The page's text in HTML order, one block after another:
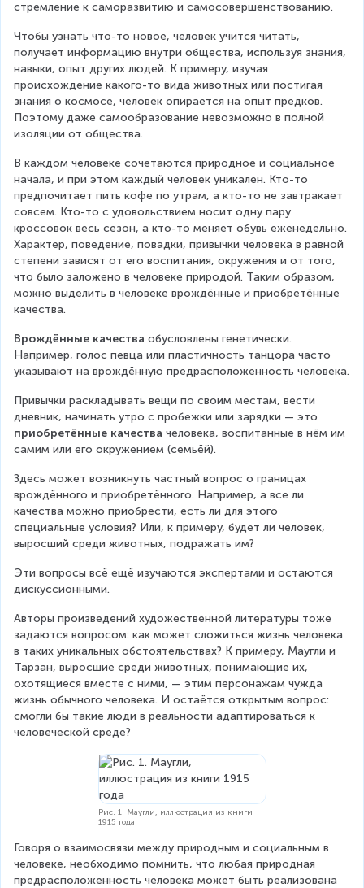
стремление к саморазвитию и самосовершенствованию.
Чтобы узнать что-то новое, человек учится читать,
получает информацию внутри общества, используя знания,
навыки, опыт других людей. К примеру, изучая
происхождение какого-то вида животных или постигая
знания о космосе, человек опирается на опыт предков.
Поэтому даже самообразование невозможно в полной
изоляции от общества.
В каждом человеке сочетаются природное и социальное
начала, и при этом каждый человек уникален. Кто-то
предпочитает пить кофе по утрам, а кто-то не завтракает
совсем. Кто-то с удовольствием носит одну пару
кроссовок весь сезон, а кто-то меняет обувь еженедельно.
Характер, поведение, повадки, привычки человека в равной
степени зависят от его воспитания, окружения и от того,
что было заложено в человеке природой. Таким образом,
можно выделить в человеке врождённые и приобретённые
качества.
Врождённые качества обусловлены генетически.
Например, голос певца или пластичность танцора часто
указывают на врождённую предрасположенность человека.
Привычки раскладывать вещи по своим местам, вести
дневник, начинать утро с пробежки или зарядки — это
приобретённые качества человека, воспитанные в нём им
самим или его окружением (семьёй).
Здесь может возникнуть частный вопрос о границах
врождённого и приобретённого. Например, а все ли
качества можно приобрести, есть ли для этого
специальные условия? Или, к примеру, будет ли человек,
выросший среди животных, подражать им?
Эти вопросы всё ещё изучаются экспертами и остаются
дискуссионными.
Авторы произведений художественной литературы тоже
задаются вопросом: как может сложиться жизнь человека
в таких уникальных обстоятельствах? К примеру, Маугли и
Тарзан, выросшие среди животных, понимающие их,
охотящиеся вместе с ними, — этим персонажам чужда
жизнь обычного человека. И остаётся открытым вопрос:
смогли бы такие люди в реальности адаптироваться к
человеческой среде?
Рис. 1. Маугли, иллюстрация из книги
1915 года
Говоря о взаимосвязи между природным и социальным в
человеке, необходимо помнить, что любая природная
предрасположенность человека может быть реализована